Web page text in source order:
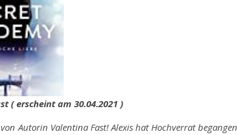
( erscheint am 30.04.2021 )
Autorin Valentina Fast! Alexis hat Hochverrat begangen